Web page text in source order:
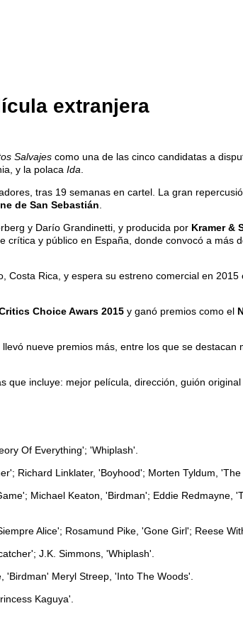
extranjera
Salvajes como una de las cinco candidatas a
y la polaca Ida
tras 19 semanas en cartel. La gran
de San Sebastián
y Darío Grandinetti, y producida por Kramer &
crítica y público en España, donde convocó a más
Rica, y espera su estreno comercial en 2015
Choice Awars 2015 y ganó premios como el
nueve premios más, entre los que se destacan
que incluye: mejor película, dirección, guión original
Of Everything'; 'Whiplash'.
Richard Linklater, 'Boyhood'; Morten Tyldum, 'The
Michael Keaton, 'Birdman'; Eddie Redmayne,
Alice'; Rosamund Pike, 'Gone Girl'; Reese
J.K. Simmons, 'Whiplash'.
Meryl Streep, 'Into The Woods'.
Kaguya'.